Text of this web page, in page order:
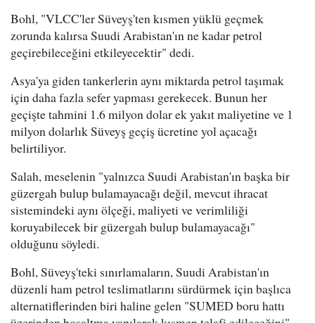
Bohl, "VLCC'ler Süveyş'ten kısmen yüklü geçmek
zorunda kalırsa Suudi Arabistan'ın ne kadar petrol
geçirebileceğini etkileyecektir" dedi.
Asya'ya giden tankerlerin aynı miktarda petrol taşımak
için daha fazla sefer yapması gerekecek. Bunun her
geçişte tahmini 1.6 milyon dolar ek yakıt maliyetine ve 1
milyon dolarlık Süveyş geçiş ücretine yol açacağı
belirtiliyor.
Salah, meselenin "yalnızca Suudi Arabistan'ın başka bir
güzergah bulup bulamayacağı değil, mevcut ihracat
sistemindeki aynı ölçeği, maliyeti ve verimliliği
koruyabilecek bir güzergah bulup bulamayacağı"
olduğunu söyledi.
Bohl, Süveyş'teki sınırlamaların, Suudi Arabistan'ın
düzenli ham petrol teslimatlarını sürdürmek için başlıca
alternatiflerinden biri haline gelen "SUMED boru hattı